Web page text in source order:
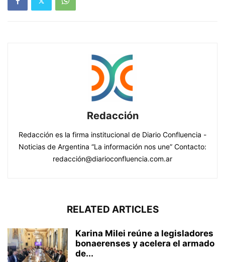
Redacción
Redacción es la firma institucional de Diario Confluencia -
Noticias de Argentina “La información nos une” Contacto:
redacción@diarioconfluencia.com.ar
RELATED ARTICLES
Karina Milei reúne a legisladores
bonaerenses y acelera el armado
de...